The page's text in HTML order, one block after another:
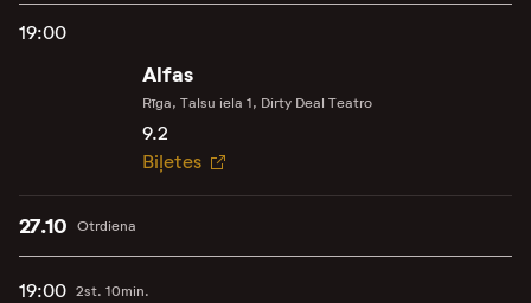
19:00
Alfas
Rīga, Talsu iela 1, Dirty Deal Teatro
9.2
Biļetes
Otrdiena
27.10
19:00 2st. 10min.